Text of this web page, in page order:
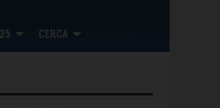
CERCA